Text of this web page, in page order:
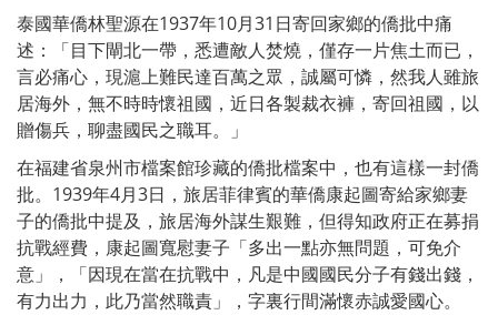
泰國華僑林聖源在1937年10月31日寄回家鄉的僑批中痛
述：「目下閘北一帶，悉遭敵人焚燒，僅存一片焦土而已，
言必痛心，現滬上難民達百萬之眾，誠屬可憐，然我人雖旅
居海外，無不時時懷祖國，近日各製裁衣褲，寄回祖國，以
贈傷兵，聊盡國民之職耳。」
在福建省泉州市檔案館珍藏的僑批檔案中，也有這樣一封僑
批。1939年4月3日，旅居菲律賓的華僑康起圖寄給家鄉妻
子的僑批中提及，旅居海外謀生艱難，但得知政府正在募捐
抗戰經費，康起圖寬慰妻子「多出一點亦無問題，可免介
意」，「因現在當在抗戰中，凡是中國國民分子有錢出錢，
有力出力，此乃當然職責」，字裏行間滿懷赤誠愛國心。